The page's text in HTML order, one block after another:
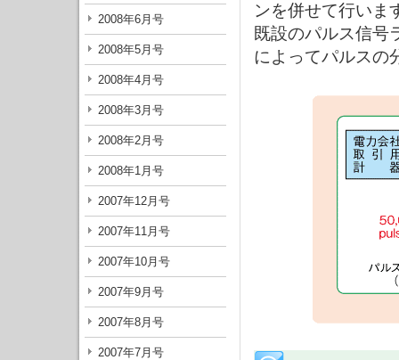
2008年6月号
2008年5月号
2008年4月号
2008年3月号
2008年2月号
2008年1月号
2007年12月号
2007年11月号
2007年10月号
2007年9月号
2007年8月号
2007年7月号
ンを併せて行いま
既設のパルス信号
によってパルスの